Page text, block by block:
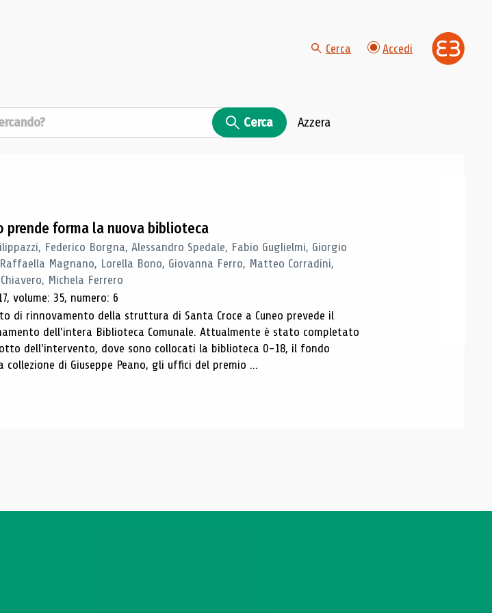
Cerca Accedi
Cerca Azzera
prende forma la nuova biblioteca
Federico Borgna, Alessandro Spedale, Fabio Guglielmi, Giorgio
Raffaella Magnano, Lorella Bono, Giovanna Ferro, Matteo Corradini,
Michela Ferrero
volume: 35, numero: 6
di rinnovamento della struttura di Santa Croce a Cuneo prevede il
dell'intera Biblioteca Comunale. Attualmente è stato completato
dell'intervento, dove sono collocati la biblioteca 0-18, il fondo
collezione di Giuseppe Peano, gli uffici del premio ...